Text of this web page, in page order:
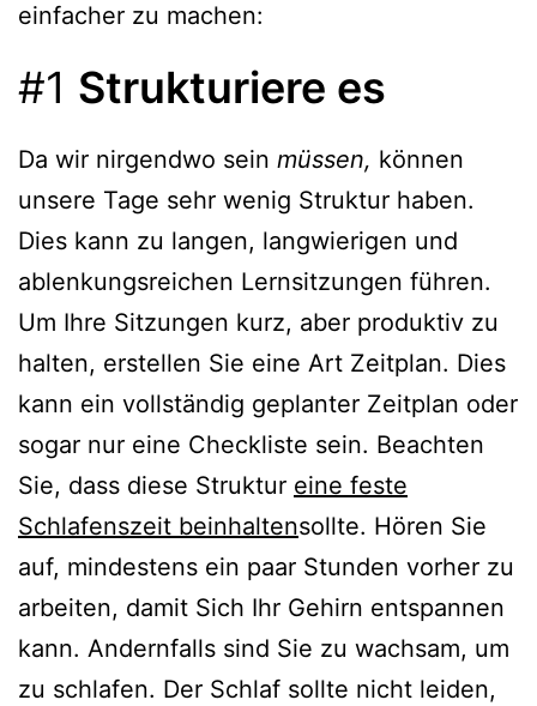
einfacher zu machen:
#1 Strukturiere es
Da wir nirgendwo sein müssen, können
unsere Tage sehr wenig Struktur haben.
Dies kann zu langen, langwierigen und
ablenkungsreichen Lernsitzungen führen.
Um Ihre Sitzungen kurz, aber produktiv zu
halten, erstellen Sie eine Art Zeitplan. Dies
kann ein vollständig geplanter Zeitplan oder
sogar nur eine Checkliste sein. Beachten
Sie, dass diese Struktur eine feste
Schlafenszeit beinhaltensollte. Hören Sie
auf, mindestens ein paar Stunden vorher zu
arbeiten, damit Sich Ihr Gehirn entspannen
kann. Andernfalls sind Sie zu wachsam, um
zu schlafen. Der Schlaf sollte nicht leiden,